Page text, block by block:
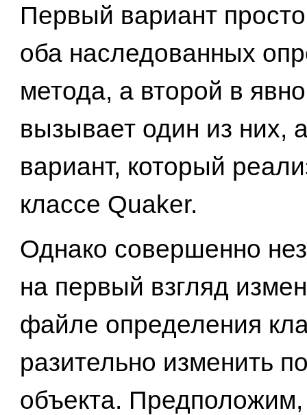
Первый вариант
оба наследованных
метода, а второй в
вызывает один из них,
вариант, который
классе Quaker.
Однако совершенно
на первый взгляд
файле определения
разительно изменить
объекта.